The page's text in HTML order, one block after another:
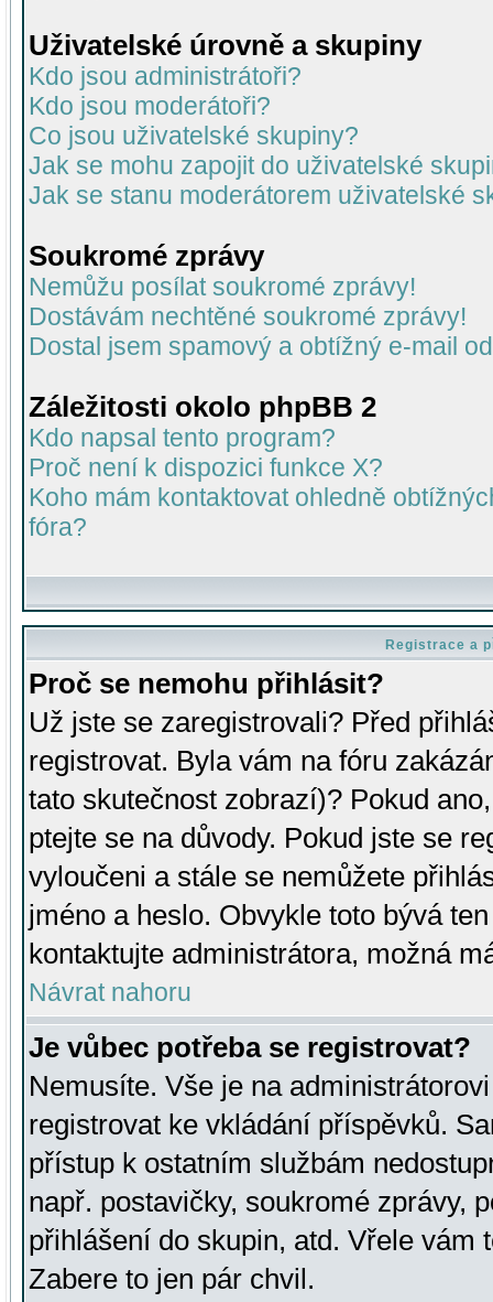
Uživatelské úrovně a skupiny
Kdo jsou administrátoři?
Kdo jsou moderátoři?
Co jsou uživatelské skupiny?
Jak se mohu zapojit do uživatelské
Jak se stanu moderátorem uživatelské
Soukromé zprávy
Nemůžu posílat soukromé zprávy!
Dostávám nechtěné soukromé zprávy!
Dostal jsem spamový a obtížný e-mail
Záležitosti okolo phpBB 2
Kdo napsal tento program?
Proč není k dispozici funkce X?
Koho mám kontaktovat ohledně
fóra?
Registrace a
Proč se nemohu přihlásit?
Už jste se zaregistrovali? Před
registrovat. Byla vám na fóru
tato skutečnost zobrazí)? Pokud
ptejte se na důvody. Pokud jste se
vyloučeni a stále se nemůžete
jméno a heslo. Obvykle toto bývá
kontaktujte administrátora, možná
Návrat nahoru
Je vůbec potřeba se registrovat?
Nemusíte. Vše je na
registrovat ke vkládání příspěvků.
přístup k ostatním službám
např. postavičky, soukromé zprávy,
přihlášení do skupin, atd. Vřele vám
Zabere to jen pár chvil.